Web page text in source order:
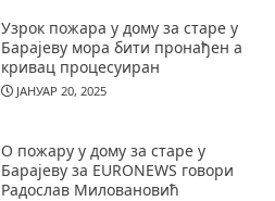
Узрок пожара у дому за старе у
Барајеву мора бити пронађен а
кривац процесуиран
ЈАНУАР 20, 2025
О пожару у дому за старе у
Барајеву за EURONEWS говори
Радослав Миловановић